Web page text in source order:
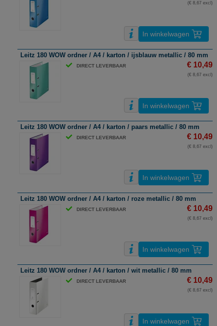
(€ 8,67 excl)
In winkelwagen
Leitz 180 WOW ordner / A4 / karton / ijsblauw metallic / 80 mm
DIRECT LEVERBAAR € 10,49
(€ 8,67 excl)
In winkelwagen
Leitz 180 WOW ordner / A4 / karton / paars metallic / 80 mm
DIRECT LEVERBAAR € 10,49
(€ 8,67 excl)
In winkelwagen
Leitz 180 WOW ordner / A4 / karton / roze metallic / 80 mm
DIRECT LEVERBAAR € 10,49
(€ 8,67 excl)
In winkelwagen
Leitz 180 WOW ordner / A4 / karton / wit metallic / 80 mm
DIRECT LEVERBAAR € 10,49
(€ 8,67 excl)
In winkelwagen